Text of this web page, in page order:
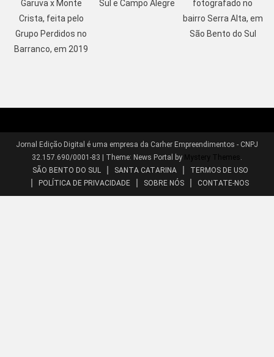
Garuva x Monte
Crista, feita pelo
Grupo Perdidos no
Barranco, em 2019
Sul e Campo Alegre
fotografado no
bairro Serra Alta, em
São Bento do Sul
Jornal Edição Digital é uma empresa da Carher Empreendimentos - CNPJ
32.157.690/0001-83 | Theme: News Portal by Mystery Themes .
SÃO BENTO DO SUL
SANTA CATARINA
TERMOS DE USO
POLÍTICA DE PRIVACIDADE
SOBRE NÓS CONTATE-NOS